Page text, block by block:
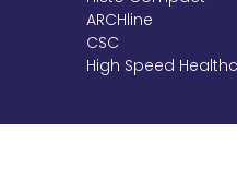
ARCHline
CSC
High Speed